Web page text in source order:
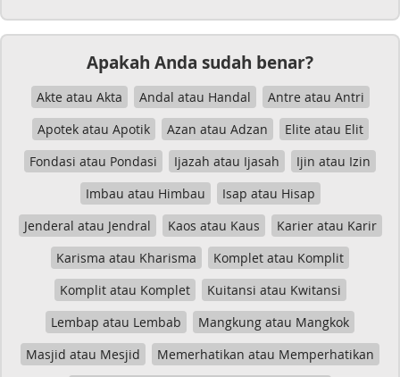
Apakah Anda sudah benar?
Akte atau Akta Andal atau Handal
Antre atau Antri
Apotek atau Apotik
Azan atau Adzan
Elite atau Elit
Fondasi atau Pondasi
Ijazah atau Ijasah
Ijin atau Izin
Imbau atau Himbau
Isap atau Hisap
Jenderal atau Jendral
Kaos atau Kaus
Karier atau Karir
Karisma atau Kharisma
Komplet atau Komplit
Komplit atau Komplet
Kuitansi atau Kwitansi
Lembap atau Lembab
Mangkung atau Mangkok
Masjid atau Mesjid
Memerhatikan atau Memperhatikan